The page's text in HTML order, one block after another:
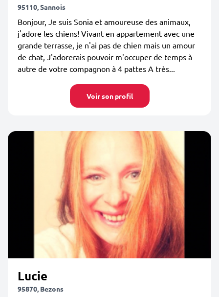
95110, Sannois
Bonjour, Je suis Sonia et amoureuse des animaux,
j'adore les chiens! Vivant en appartement avec une
grande terrasse, je n'ai pas de chien mais un amour
de chat, J'adorerais pouvoir m'occuper de temps à
autre de votre compagnon à 4 pattes A très...
Voir son profil
Lucie
95870, Bezons